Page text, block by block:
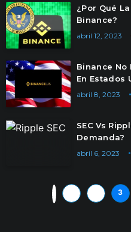
¿Por Qué
Binance?
abril 12, 2023
Binance No
En Estados
abril 8, 2023
SEC Vs
Demanda?
abril 6, 2023
« 3